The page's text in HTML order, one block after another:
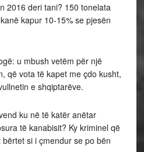
2016 deri tani? 150 tonelata
kapur 10-15% se pjesën
u mbush vetëm për një
që vota të kapet me çdo kusht,
e shqiptarëve.
ku në të katër anëtar
të kanabisit? Ky kriminel që
si i çmendur se po bën